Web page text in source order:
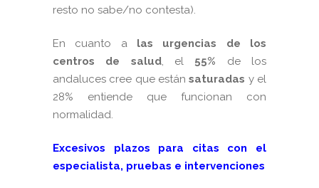
resto no sabe/no contesta).
En cuanto a las urgencias de los
centros de salud, el 55% de los
andaluces cree que están saturadas y el
28% entiende que funcionan con
normalidad.
Excesivos plazos para citas con el
especialista, pruebas e intervenciones